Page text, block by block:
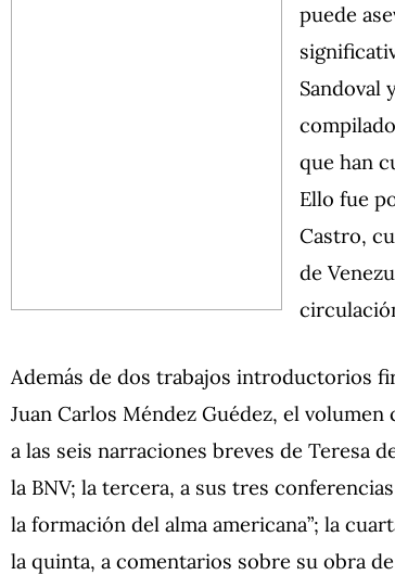
puede
Sandoval
que han
Ello fue
Castro,
de
Además de dos trabajos introductorios
Juan Carlos Méndez Guédez, el
a las seis narraciones breves de Teresa
la BNV; la tercera, a sus tres
la formación del alma americana”; la
la quinta, a comentarios sobre su obra